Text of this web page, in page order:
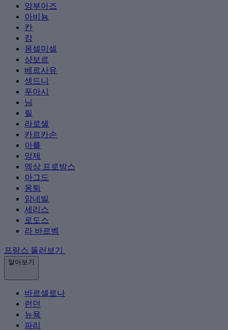
앙부아즈
아비뇽
칸
캉
몽셀미셀
샹보르
베르사유
생드니
푸아시
님
릴
라로셸
카르카손
아를
앙제
엑상 프로방스
아그드
몽퇴
암네빌
세리스
로도스
라 바르벵
프랑스 둘러보기
알아보기
바르셀로나
런던
뉴욕
파리